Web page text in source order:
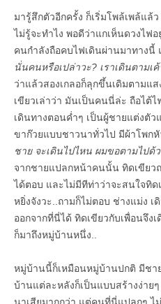
มารู้สึกตัวอีกครั้ง ก็เริ่มโพล้เพล้แล้
ไม่รู้จะทำไง พอดีว่าแกเห็นดวงไฟ
คนกำลังถือคบไฟเดินผ่านมาทางนี้
นั่นคนหรือเปล่าวะ? เราเดินตามเ
ว่าแล้วสองเกลอก็ลุกขึ้นเดิมตามแ
เขียวเล่าว่า มันเป็นคนนี่ล่ะ ถือไต้
เดินทางตอนค่ำๆ เป็นผู้ชายแต่งตัว
ขาก๊วยแบบชาวนาทั่วไป มีผ้าโพกหั
ชาย จะเดินไปไหน ผมขอตามไปด้ว
จากชายแปลกหน้าคนนั้น ทิดเขียว
ได้ตอบ และไม่มีทีท่าว่าจะสนใจทิ
หยิ่งจังวะ..ถามก็ไม่ตอบ ช่างแม่ง เ
ออกจากที่นี่ได้ ทิดเขียวกับเพื่อนจึ
ก็มาถึงหมู่บ้านหนึ่ง..
หมู่บ้านนี้ก็เหมือนหมู่บ้านปกติ มีชา
บ้านแต่ละหลังก็เป็นแบบสร้างง่าย